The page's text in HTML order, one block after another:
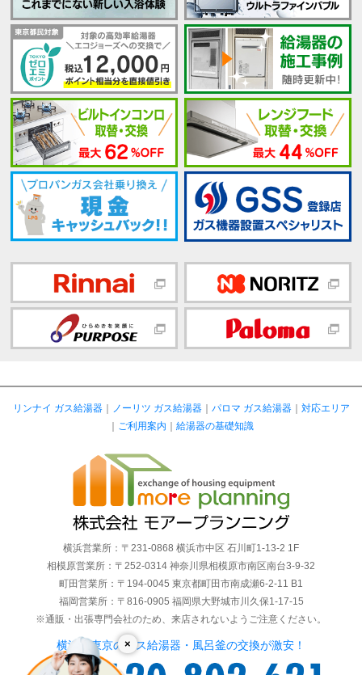
×
リンナイ ガス給湯器｜ ノーリツ ガス給湯器｜ パロマ ガス給湯器｜ 対応エリア
｜ ご利用案内 ｜ 給湯器の基礎知識
横浜営業所：〒231-0868 横浜市中区 石川町1-13-2 1F
相模原営業所：〒252-0314 神奈川県相模原市南区南台3-9-32
町田営業所：〒194-0045 東京都町田市南成瀬6-2-11 B1
福岡営業所：〒816-0905 福岡県大野城市川久保1-17-15
※通販・出張専門会社のため、来店されないようご注意ください。
横浜・東京のガス給湯器・風呂釜の交換が激安！